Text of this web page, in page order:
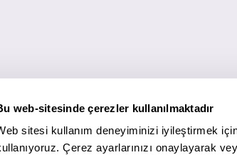
web-sitesinde çerezler kullanılmaktadır
sitesi kullanım deneyiminizi iyileştirmek
Çerez ayarlarınızı onaylayarak